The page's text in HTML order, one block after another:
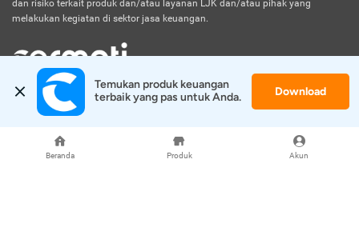
Beranda Produk Akun
dan risiko terkait produk dan/atau layanan LJK dan/atau pihak yang
melakukan kegiatan di sektor jasa keuangan.
© 2026 Cermati. All Rights Reserved.
Temukan produk keuangan
terbaik yang pas untuk Anda.
Download